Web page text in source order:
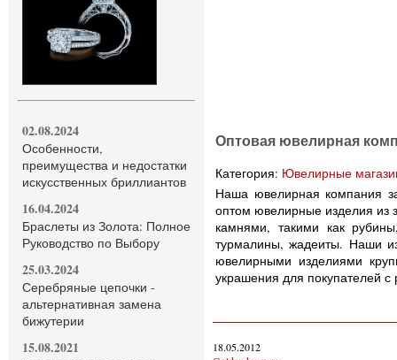
02.08.2024
Особенности,
преимущества и недостатки
искусственных бриллиантов
16.04.2024
Браслеты из Золота: Полное
Руководство по Выбору
25.03.2024
Серебряные цепочки -
альтернативная замена
бижутерии
15.08.2021
Оптовая ювелирная
Категория: Ювелирные
Наша ювелирная компания
оптом ювелирные изделия из
камнями, такими как
турмалины, жадеиты. Наши
ювелирными изделиями
украшения для покупателей
18.05.2012